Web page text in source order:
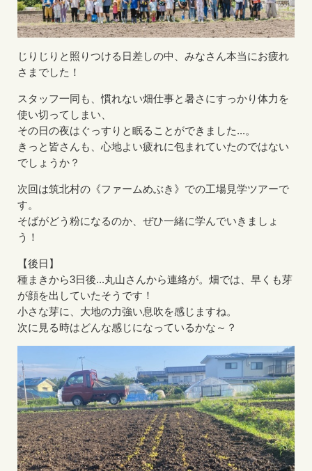
じりじりと照りつける日差しの中、みなさん本当にお疲れ
さまでした！
スタッフ一同も、慣れない畑仕事と暑さにすっかり体力を
使い切ってしまい、
その日の夜はぐっすりと眠ることができました...。
きっと皆さんも、心地よい疲れに包まれていたのではない
でしょうか？
次回は筑北村の《ファームめぶき》での工場見学ツアーで
す。
そばがどう粉になるのか、ぜひ一緒に学んでいきましょ
う！
【後日】
種まきから3日後...丸山さんから連絡が。畑では、早くも芽
が顔を出していたそうです！
小さな芽に、大地の力強い息吹を感じますね。
次に見る時はどんな感じになっているかな～？